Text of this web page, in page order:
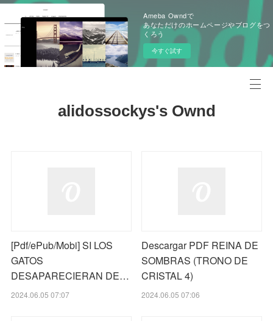
Ameba Owndで
あなただけのホームページやブログをつ
くろう
今すぐ試す
alidossockys's Ownd
[Pdf/ePub/Mobi] SI LOS
GATOS
DESAPARECIERAN DE…
2024.06.05 07:07
Descargar PDF REINA DE
SOMBRAS (TRONO DE
CRISTAL 4)
2024.06.05 07:06